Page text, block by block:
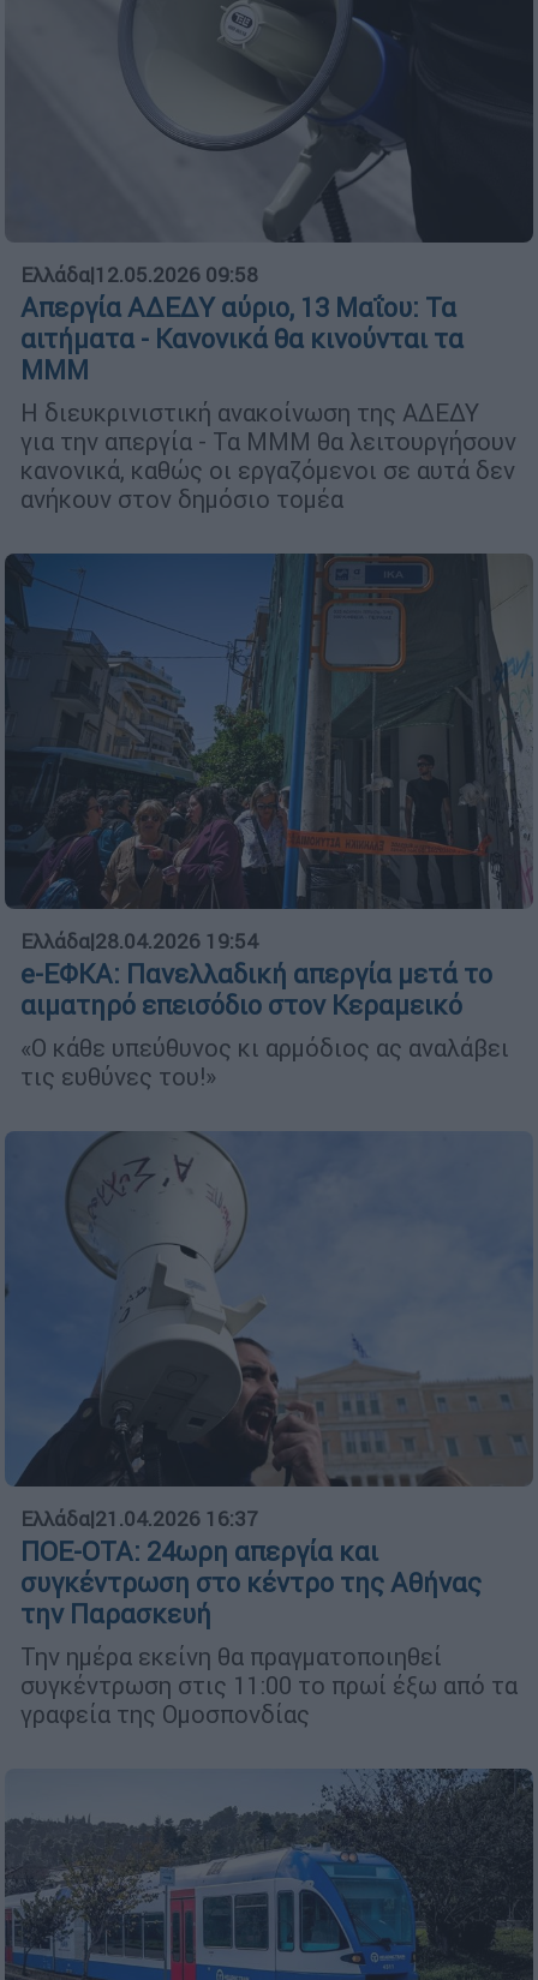
Ελλάδα|12.05.2026 09:58
Απεργία ΑΔΕΔΥ αύριο, 13 Μαΐου: Τα
αιτήματα - Κανονικά θα κινούνται τα
ΜΜΜ
Η διευκρινιστική ανακοίνωση της ΑΔΕΔΥ
για την απεργία - Τα ΜΜΜ θα λειτουργήσουν
κανονικά, καθώς οι εργαζόμενοι σε αυτά δεν
ανήκουν στον δημόσιο τομέα
Ελλάδα|28.04.2026 19:54
e-ΕΦΚΑ: Πανελλαδική απεργία μετά το
αιματηρό επεισόδιο στον Κεραμεικό
«Ο κάθε υπεύθυνος κι αρμόδιος ας αναλάβει
τις ευθύνες του!»
Ελλάδα|21.04.2026 16:37
ΠΟΕ-ΟΤΑ: 24ωρη απεργία και
συγκέντρωση στο κέντρο της Αθήνας
την Παρασκευή
Την ημέρα εκείνη θα πραγματοποιηθεί
συγκέντρωση στις 11:00 το πρωί έξω από τα
γραφεία της Ομοσπονδίας